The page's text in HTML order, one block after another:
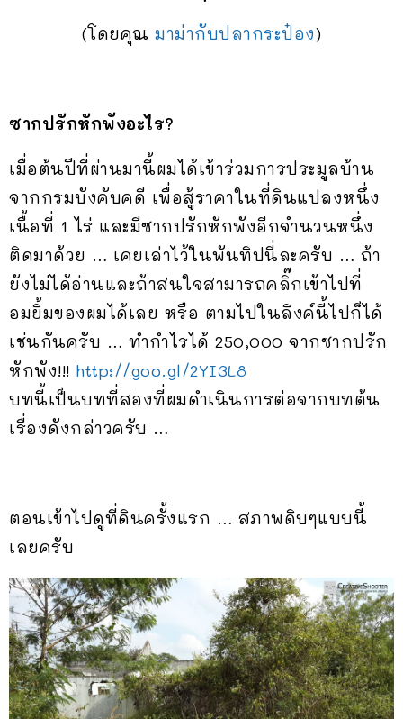
(โดยคุณมาม่ากับปลากระป๋อง)
ซากปรักหักพังอะไร?
เมื่อต้นปีที่ผ่านมานี้ผมได้เข้าร่วมการประมูลบ้าน
จากกรมบังคับคดี เพื่อสู้ราคาในที่ดินแปลงหนึ่ง
เนื้อที่ 1 ไร่ และมีซากปรักหักพังอีกจำนวนหนึ่ง
ติดมาด้วย … เคยเล่าไว้ในพันทิปนี่ละครับ … ถ้า
ยังไม่ได้อ่านและถ้าสนใจสามารถคลิ๊กเข้าไปที่
อมยิ้มของผมได้เลย หรือ ตามไปในลิงค์นี้ไปก็ได้
เช่นกันครับ … ทำกำไรได้ 250,000 จากซากปรัก
หักพัง!!! http://goo.gl/2YI3L8
บทนี้เป็นบทที่สองที่ผมดำเนินการต่อจากบทต้น
เรื่องดังกล่าวครับ …
ตอนเข้าไปดูที่ดินครั้งแรก … สภาพดิบๆแบบนี้
เลยครับ